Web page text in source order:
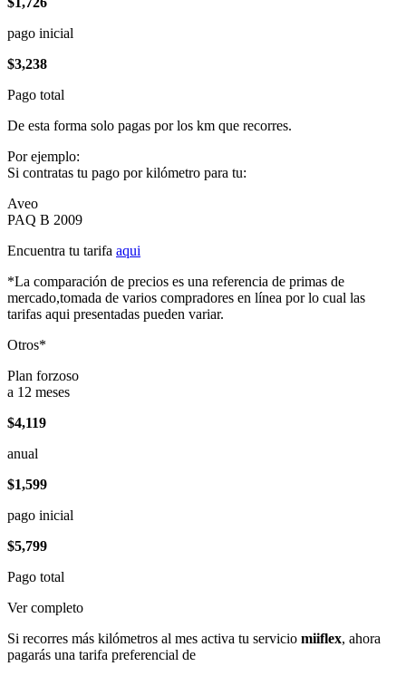
pago inicial
$3,238
Pago total
De esta forma solo pagas por los km que recorres.
Por ejemplo:
Si contratas tu pago por kilómetro para tu:
Aveo
PAQ B 2009
Encuentra tu tarifa aqui
*La comparación de precios es una referencia de primas de
mercado,tomada de varios compradores en línea por lo cual las
tarifas aqui presentadas pueden variar.
Otros*
Plan forzoso
a 12 meses
$4,119
anual
$1,599
pago inicial
$5,799
Pago total
Ver completo
Si recorres más kilómetros al mes activa tu servicio miiflex, ahora
pagarás una tarifa preferencial de